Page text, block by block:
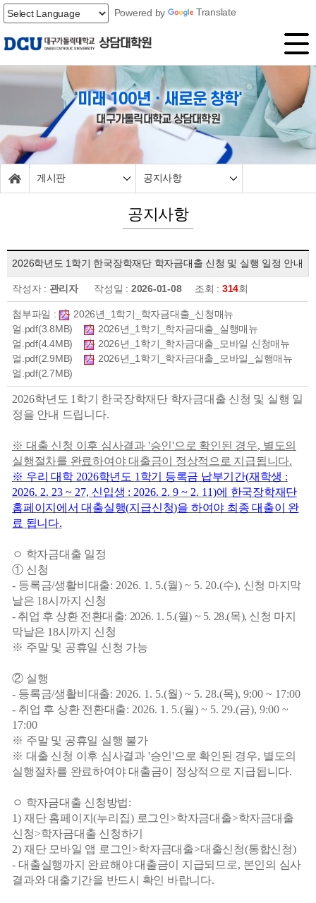
상담대학원
Powered by Translate
'미래 100년ㆍ새로운 창학'
대구가톨릭대학교 상담대학원
게시판 공지사항
공지사항
2026학년도 1학기 한국장학재단 학자금대출 신청 및 실행 일정 안내
작성자 : 관리자작성일 : 2026-01-08조회 : 314회
첨부파일 :
2026년_1학기_학자금대출_신청매뉴
얼.pdf(3.8MB)
2026년_1학기_학자금대출_실행매뉴
얼.pdf(4.4MB)
2026년_1학기_학자금대출_모바일 신청매뉴
얼.pdf(2.9MB)
2026년_1학기_학자금대출_모바일_실행매뉴
얼.pdf(2.7MB)
2026학년도 1 학기 한국장학재단 학자금대출 신청 및 실행 일
정을 안내 드립니다.
※ 대출 신청 이후 심사결과 '승인 '으로 확인된 경우, 별도의
실행절차를 완료하여야 대출금이 정상적으로 지급됩니다.
※ 우리 대학 2026학년도 1 학기 등록금 납부기간(재학생 :
2026. 2. 23 ~ 27, 신입생 : 2026. 2. 9 ~ 2. 11)에 한국장학재단
홈페이지에서 대출실행(지급신청)을 하여야 최종 대출이 완
료 됩니다.
ㅇ 학자금대출 일정
① 신청
- 등록금/생활비대출: 2026. 1. 5.(월) ~ 5. 20.(수), 신청 마지막
날은 18시까지 신청
- 취업 후 상환 전환대출: 2026. 1. 5.(월) ~ 5. 28.(목), 신청 마지
막날은 18시까지 신청
※ 주말 및 공휴일 신청 가능
② 실행
- 등록금/생활비대출: 2026. 1. 5.(월) ~ 5. 28.(목), 9:00 ~ 17:00
- 취업 후 상환 전환대출: 2026. 1. 5.(월) ~ 5. 29.(금), 9:00 ~
17:00
※ 주말 및 공휴일 실행 불가
※ 대출 신청 이후 심사결과 '승인 '으로 확인된 경우, 별도의
실행절차를 완료하여야 대출금이 정상적으로 지급됩니다.
ㅇ 학자금대출 신청방법:
1) 재단 홈페이지(누리집) 로그인 >학자금대출>학자금대출
신청>학자금대출 신청하기
2) 재단 모바일 앱 로그인 >학자금대출>대출신청(통합신청)
- 대출실행까지 완료해야 대출금이 지급되므로, 본인의 심사
결과와 대출기간을 반드시 확인 바랍니다.